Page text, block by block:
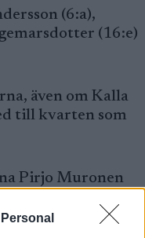
(6:a),
(16:e)
även om Kalla
till kvarten som
Pirjo Muronen